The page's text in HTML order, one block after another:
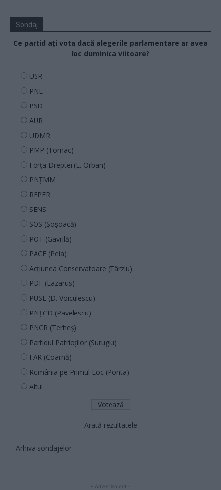
Sondaj
Ce partid ați vota dacă alegerile parlamentare ar avea
loc duminica viitoare?
USR
PNL
PSD
AUR
UDMR
PMP (Tomac)
Forța Dreptei (L. Orban)
PNȚMM
REPER
SENS
SOS (Șoșoacă)
POT (Gavrilă)
PACE (Peia)
Acțiunea Conservatoare (Târziu)
PDF (Lazarus)
PUSL (D. Voiculescu)
PNȚCD (Pavelescu)
PNCR (Terheș)
Partidul Patrioților (Surugiu)
FAR (Coarnă)
România pe Primul Loc (Ponta)
Altul
Arată rezultatele
Arhiva sondajelor
- Advertisment -